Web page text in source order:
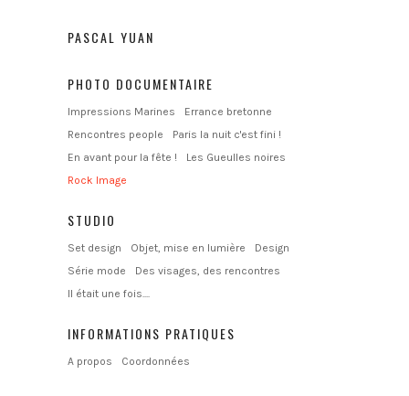
PASCAL YUAN
PHOTO DOCUMENTAIRE
Impressions Marines
Errance bretonne
Rencontres people
Paris la nuit c'est fini !
En avant pour la fête !
Les Gueulles noires
Rock Image
STUDIO
Set design Objet, mise en lumière
Design
Série mode
Des visages, des rencontres
Il était une fois....
INFORMATIONS PRATIQUES
A propos Coordonnées